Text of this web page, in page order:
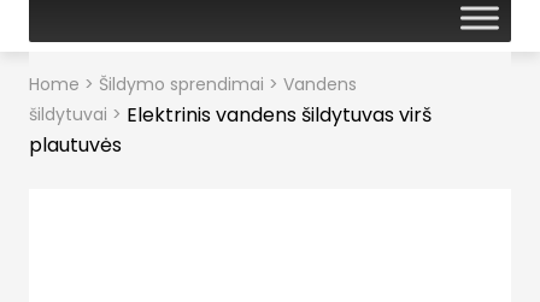
Home > Šildymo sprendimai > Vandens
šildytuvai > Elektrinis vandens šildytuvas virš
plautuvės